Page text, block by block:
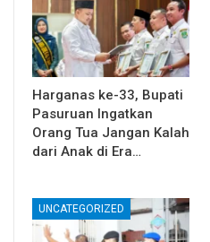
Harganas ke-33, Bupati
Pasuruan Ingatkan
Orang Tua Jangan Kalah
dari Anak di Era…
UNCATEGORIZED